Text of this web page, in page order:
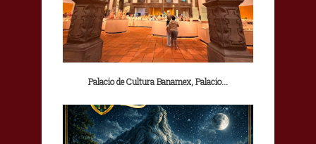
Palacio de Cultura Banamex, Palacio...